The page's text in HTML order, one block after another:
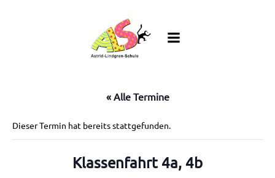
springen
« Alle Termine
Dieser Termin hat bereits stattgefunden.
Klassenfahrt 4a, 4b